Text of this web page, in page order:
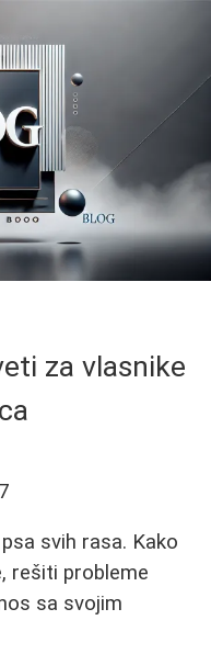
za vlasnike
svih rasa. Kako
rešiti probleme
sa svojim